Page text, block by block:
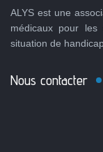
ALYS est une
médicaux pour les
situation de
Nous contacter